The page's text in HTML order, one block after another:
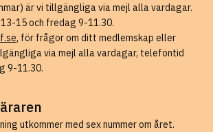
är vi tillgängliga via mejl alla vardagar.
15 och fredag 9-11.30.
, för frågor om ditt medlemskap eller
via mejl alla vardagar, telefontid
9-11.30.
utkommer med sex nummer om året.